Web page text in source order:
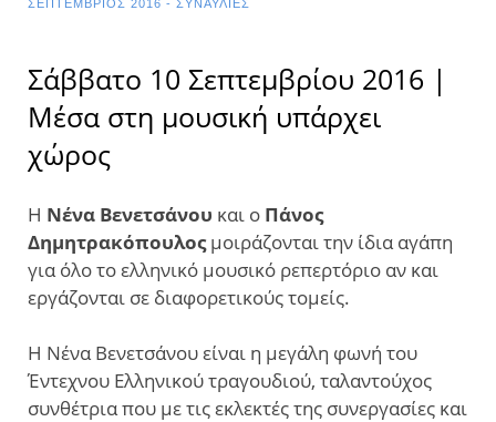
ΣΕΠΤΈΜΒΡΙΟΣ 2016 - ΣΥΝΑΥΛΊΕΣ
Σάββατο 10 Σεπτεμβρίου 2016 |
Μέσα στη μουσική υπάρχει
χώρος
Η Νένα Βενετσάνου και ο Πάνος
Δημητρακόπουλοςμοιράζονται την ίδια αγάπη
για όλο το ελληνικό μουσικό ρεπερτόριο αν και
εργάζονται σε διαφορετικούς τομείς.
Η Νένα Βενετσάνου είναι η μεγάλη φωνή του
Έντεχνου Ελληνικού τραγουδιού, ταλαντούχος
συνθέτρια που με τις εκλεκτές της συνεργασίες και